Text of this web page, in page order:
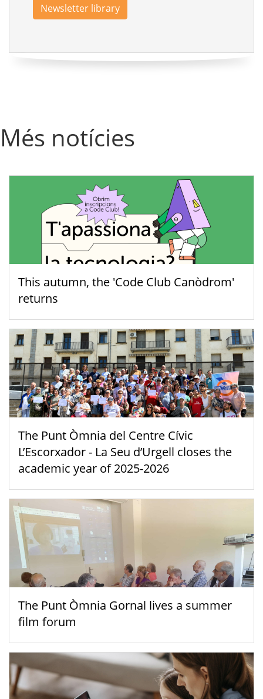
Newsletter library
Més notícies
This autumn, the 'Code Club Canòdrom'
returns
The Punt Òmnia del Centre Cívic
L’Escorxador - La Seu d’Urgell closes the
academic year of 2025-2026
The Punt Òmnia Gornal lives a summer
film forum